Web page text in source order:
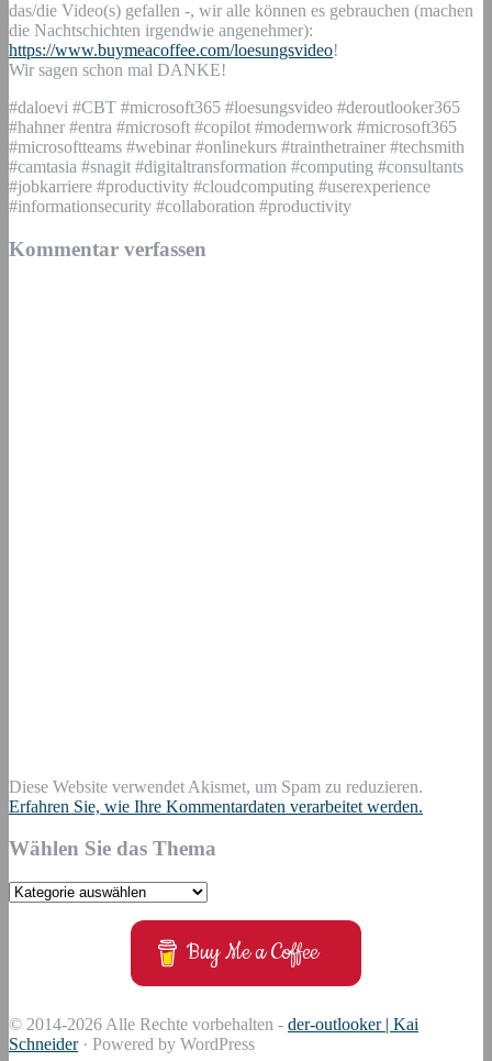
das/die Video(s) gefallen -, wir alle können es gebrauchen (machen
die Nachtschichten irgendwie angenehmer):
https://www.buymeacoffee.com/loesungsvideo!
Wir sagen schon mal DANKE!
#daloevi #CBT #microsoft365 #loesungsvideo #deroutlooker365
#hahner #entra #microsoft #copilot #modernwork #microsoft365
#microsoftteams #webinar #onlinekurs #trainthetrainer #techsmith
#camtasia #snagit #digitaltransformation #computing #consultants
#jobkarriere #productivity #cloudcomputing #userexperience
#informationsecurity #collaboration #productivity
Kommentar verfassen
Diese Website verwendet Akismet, um Spam zu reduzieren.
Erfahren Sie, wie Ihre Kommentardaten verarbeitet werden.
Wählen Sie das Thema
Wählen
Buy Me a Coffee
© 2014-2026 Alle Rechte vorbehalten - der-outlooker | Kai
Schneider· Powered by WordPress